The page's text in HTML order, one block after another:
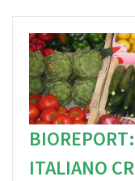
ITALIANO